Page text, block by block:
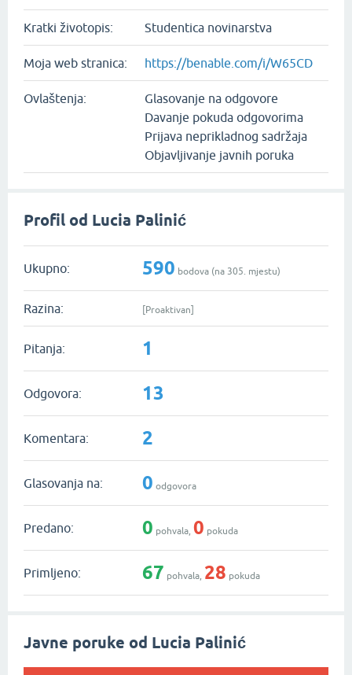
Kratki životopis: Studentica novinarstva
Moja web stranica: https://benable.com/i/W65CD
Ovlaštenja:
Glasovanje na odgovore
Davanje pokuda odgovorima
Prijava neprikladnog sadržaja
Objavljivanje javnih poruka
Profil od Lucia Palinić
Ukupno: 590 bodova (na 305 . mjestu)
Razina: [Proaktivan]
Pitanja: 1
Odgovora: 13
Komentara: 2
Glasovanja na: 0 odgovora
Predano: 0 pohvala, 0 pokuda
Primljeno: 67 pohvala, 28 pokuda
Javne poruke od Lucia Palinić